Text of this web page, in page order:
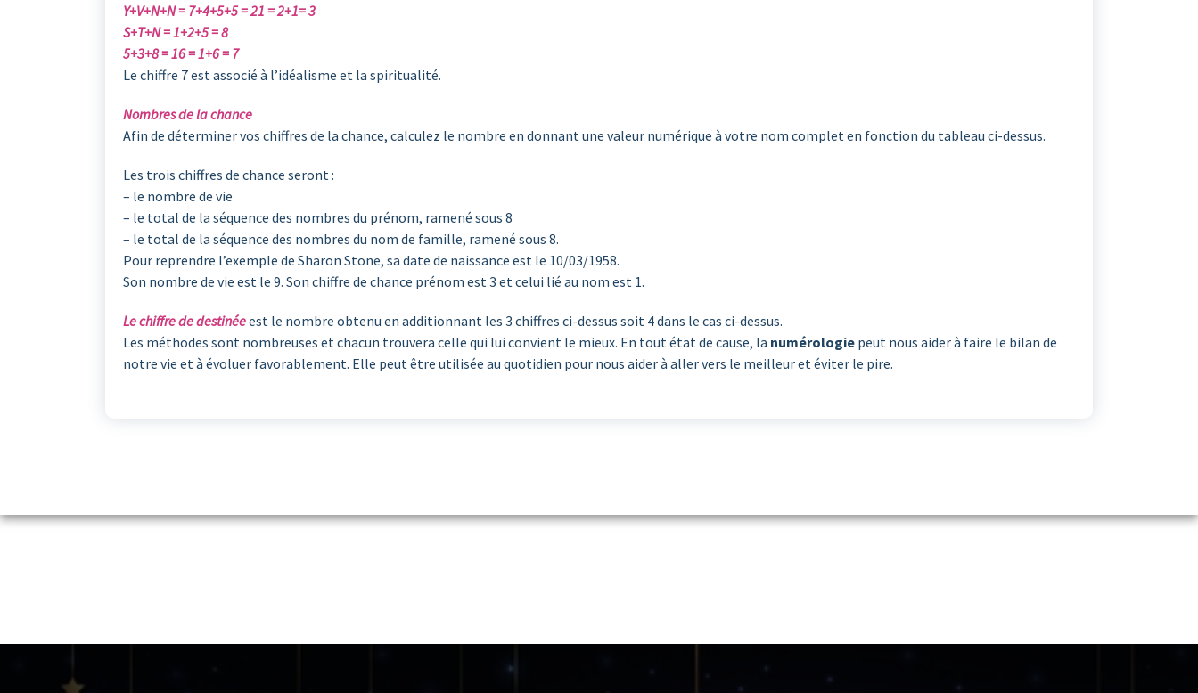
Y+V+N+N = 7+4+5+5 = 21 = 2+1= 3
S+T+N = 1+2+5 = 8
5+3+8 = 16 = 1+6 = 7
Le chiffre 7 est associé à l’idéalisme et la spiritualité.
Nombres de la chance
Afin de déterminer vos chiffres de la chance, calculez le nombre en donnant une valeur numérique à votre nom complet en fonction du tableau ci-dessus.
Les trois chiffres de chance seront :
– le nombre de vie
– le total de la séquence des nombres du prénom, ramené sous 8
– le total de la séquence des nombres du nom de famille, ramené sous 8.
Pour reprendre l’exemple de Sharon Stone, sa date de naissance est le 10/03/1958.
Son nombre de vie est le 9. Son chiffre de chance prénom est 3 et celui lié au nom est 1.
Le chiffre de destinéeest le nombre obtenu en additionnant les 3 chiffres ci-dessus soit 4 dans le cas ci-dessus.
Les méthodes sont nombreuses et chacun trouvera celle qui lui convient le mieux. En tout état de cause, la numérologie peut nous aider à faire le bilan de
notre vie et à évoluer favorablement. Elle peut être utilisée au quotidien pour nous aider à aller vers le meilleur et éviter le pire.